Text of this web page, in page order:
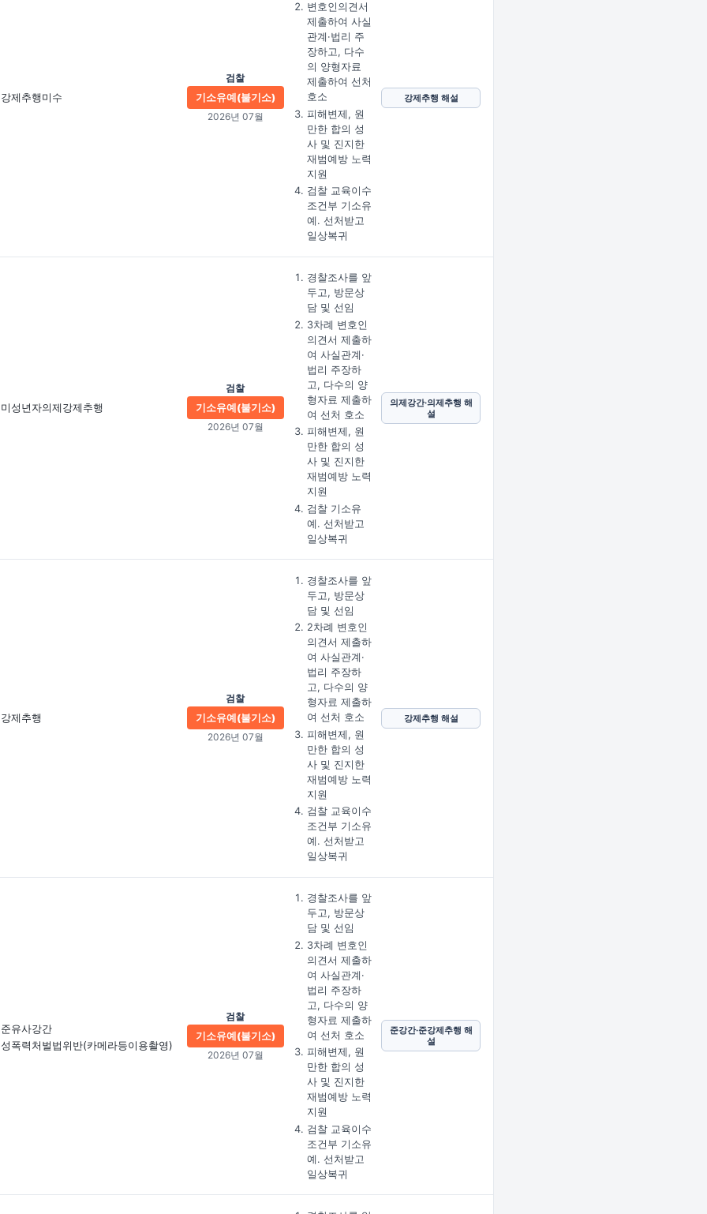
강제추행미수
검찰
기소유예(불기소)
2026년 07월
변호인의견서
제출하여 사실
관계·법리 주
장하고, 다수
의 양형자료
제출하여 선처
호소
피해변제, 원
만한 합의 성
사 및 진지한
재범예방 노력
지원
검찰 교육이수
조건부 기소유
예. 선처받고
일상복귀
강제추행 해설
미성년자의제강제추행
검찰
기소유예(불기소)
2026년 07월
경찰조사를 앞
두고, 방문상
담 및 선임
3차례 변호인
의견서 제출하
여 사실관계·
법리 주장하
고, 다수의 양
형자료 제출하
여 선처 호소
피해변제, 원
만한 합의 성
사 및 진지한
재범예방 노력
지원
검찰 기소유
예. 선처받고
일상복귀
의제강간·의제추행 해
설
강제추행
검찰
기소유예(불기소)
2026년 07월
경찰조사를 앞
두고, 방문상
담 및 선임
2차례 변호인
의견서 제출하
여 사실관계·
법리 주장하
고, 다수의 양
형자료 제출하
여 선처 호소
피해변제, 원
만한 합의 성
사 및 진지한
재범예방 노력
지원
검찰 교육이수
조건부 기소유
예. 선처받고
일상복귀
강제추행 해설
준유사강간
성폭력처벌법위반(카메라등이용촬영)
검찰
기소유예(불기소)
2026년 07월
경찰조사를 앞
두고, 방문상
담 및 선임
3차례 변호인
의견서 제출하
여 사실관계·
법리 주장하
고, 다수의 양
형자료 제출하
여 선처 호소
피해변제, 원
만한 합의 성
사 및 진지한
재범예방 노력
지원
검찰 교육이수
조건부 기소유
예. 선처받고
일상복귀
준강간·준강제추행 해
설